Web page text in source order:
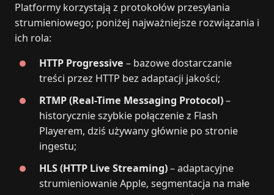
Platformy korzystają z protokołów przesyłania
strumieniowego; poniżej najważniejsze rozwiązania i
ich rola:
HTTP Progressive – bazowe dostarczanie
treści przez HTTP bez adaptacji jakości;
RTMP (Real-Time Messaging Protocol)–
historycznie szybkie połączenie z Flash
Playerem, dziś używany głównie po stronie
ingestu;
HLS (HTTP Live Streaming)– adaptacyjne
strumieniowanie Apple, segmentacja na małe